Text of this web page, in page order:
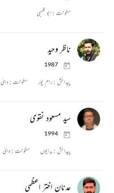
سکونت : ابو ظہبی
ناظر وحید
1987
پیدائش :رام پور سکونت :دبئی
سید مسعود نقوی
1994
پیدائش : بدایوں سکونت :دبئی
عدنان اختر اعظمی